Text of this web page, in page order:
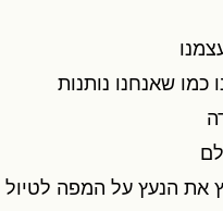
כמו שאנחנו נותנות
את הנעץ על המפה